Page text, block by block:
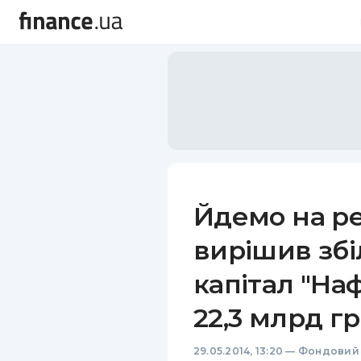
Йдемо на
вирішив
капітал
22,3 млрд
29.05.2014, 13:20 — Фондовий